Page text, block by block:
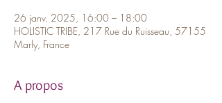
26 janv. 2025, 16:00 – 18:00
HOLISTIC TRIBE, 217 Rue du Ruisseau, 57155
Marly, France
A propos